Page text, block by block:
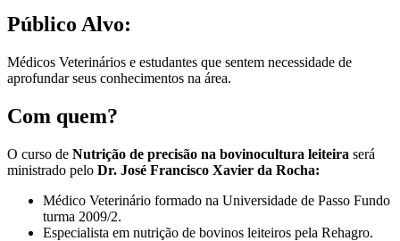
Público Alvo:
Médicos Veterinários e estudantes que sentem necessidade de
aprofundar seus conhecimentos na área.
Com quem?
O curso de Nutrição de precisão na bovinocultura leiteira será
ministrado pelo Dr. José Francisco Xavier da Rocha:
Médico Veterinário formado na Universidade de Passo Fundo
turma 2009/2.
Especialista em nutrição de bovinos leiteiros pela Rehagro.